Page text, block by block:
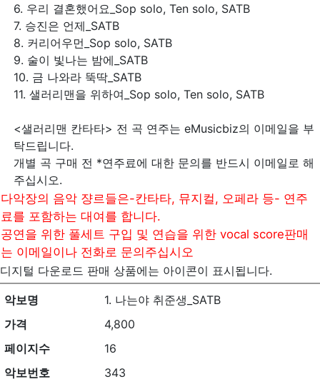
6. 우리 결혼했어요_Sop solo, Ten solo, SATB
7. 승진은 언제_SATB
8. 커리어우먼_Sop solo, SATB
9. 술이 빛나는 밤에_SATB
10. 금 나와라 뚝딱_SATB
11. 샐러리맨을 위하여_Sop solo, Ten solo, SATB
<샐러리맨 칸타타> 전 곡 연주는 eMusicbiz의 이메일을 부
탁드립니다.
개별 곡 구매 전 *연주료에 대한 문의를 반드시 이메일로 해
주십시오.
다악장의 음악 쟝르들은-칸타타, 뮤지컬, 오페라 등- 연주
료를 포함하는 대여를 합니다.
공연을 위한 풀세트 구입 및 연습을 위한 vocal score판매
는 이메일이나 전화로 문의주십시오
디지털 다운로드 판매 상품에는 아이콘이 표시됩니다.
악보명
1. 나는야 취준생_SATB
가격
4,800
페이지수
16
악보번호
343